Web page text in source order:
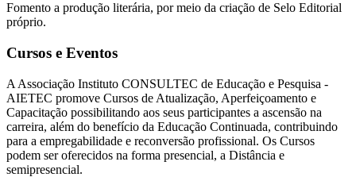
Fomento a produção literária, por meio da criação de Selo Editorial
próprio.
Cursos e Eventos
A Associação Instituto CONSULTEC de Educação e Pesquisa -
AIETEC promove Cursos de Atualização, Aperfeiçoamento e
Capacitação possibilitando aos seus participantes a ascensão na
carreira, além do benefício da Educação Continuada, contribuindo
para a empregabilidade e reconversão profissional. Os Cursos
podem ser oferecidos na forma presencial, a Distância e
semipresencial.